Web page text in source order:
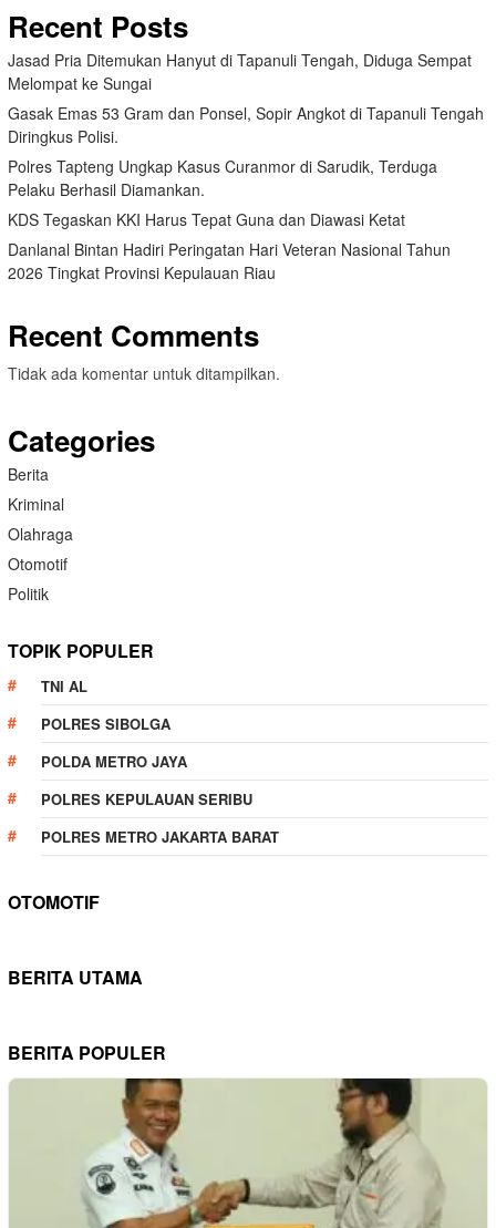
Recent Posts
Jasad Pria Ditemukan Hanyut di Tapanuli Tengah, Diduga Sempat
Melompat ke Sungai
Gasak Emas 53 Gram dan Ponsel, Sopir Angkot di Tapanuli Tengah
Diringkus Polisi.
Polres Tapteng Ungkap Kasus Curanmor di Sarudik, Terduga
Pelaku Berhasil Diamankan.
KDS Tegaskan KKI Harus Tepat Guna dan Diawasi Ketat
Danlanal Bintan Hadiri Peringatan Hari Veteran Nasional Tahun
2026 Tingkat Provinsi Kepulauan Riau
Recent Comments
Tidak ada komentar untuk ditampilkan.
Categories
Berita
Kriminal
Olahraga
Otomotif
Politik
TOPIK POPULER
TNI AL
POLRES SIBOLGA
POLDA METRO JAYA
POLRES KEPULAUAN SERIBU
POLRES METRO JAKARTA BARAT
OTOMOTIF
BERITA UTAMA
BERITA POPULER